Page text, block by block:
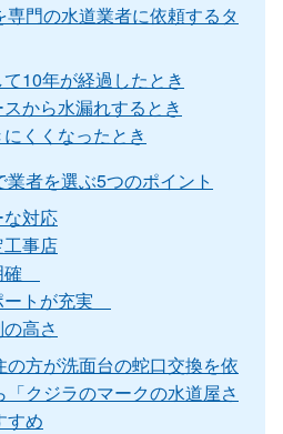
門の水道業者に依頼するタ
10年が経過したとき
から水漏れするとき
くくなったとき
者を選ぶ5つのポイント
対応
事店
確
ートが充実
高さ
の方が洗面台の蛇口交換を依
「クジラのマークの水道屋さ
すめ